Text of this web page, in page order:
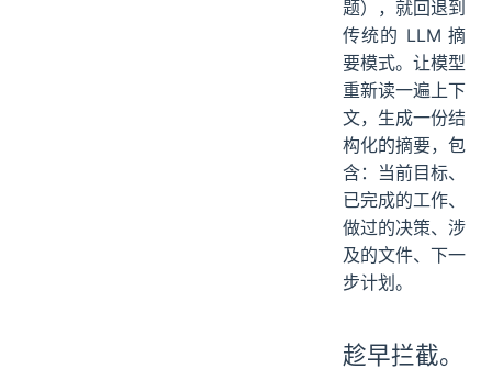
题），就回退到
传统的 LLM 摘
要模式。让模型
重新读一遍上下
文，生成一份结
构化的摘要，包
含：当前目标、
已完成的工作、
做过的决策、涉
及的文件、下一
步计划。
趁早拦截。